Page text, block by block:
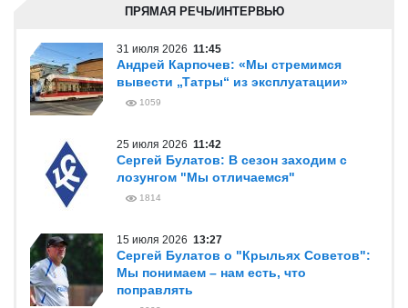
ПРЯМАЯ РЕЧЬ/ИНТЕРВЬЮ
31 июля 2026 11:45
Андрей Карпочев: «Мы стремимся
вывести „Татры“ из эксплуатации»
1059
25 июля 2026 11:42
Сергей Булатов: В сезон заходим с
лозунгом "Мы отличаемся"
1814
15 июля 2026 13:27
Сергей Булатов о "Крыльях Советов":
Мы понимаем – нам есть, что
поправлять